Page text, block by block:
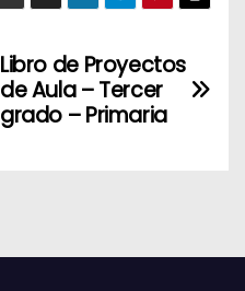
Libro de Proyectos
de Aula – Tercer
grado – Primaria